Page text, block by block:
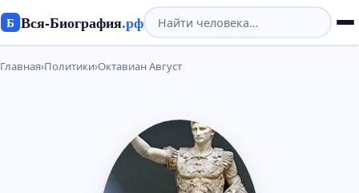
Б Вся-Биография.рф
Главная›Политики›Октавиан Август